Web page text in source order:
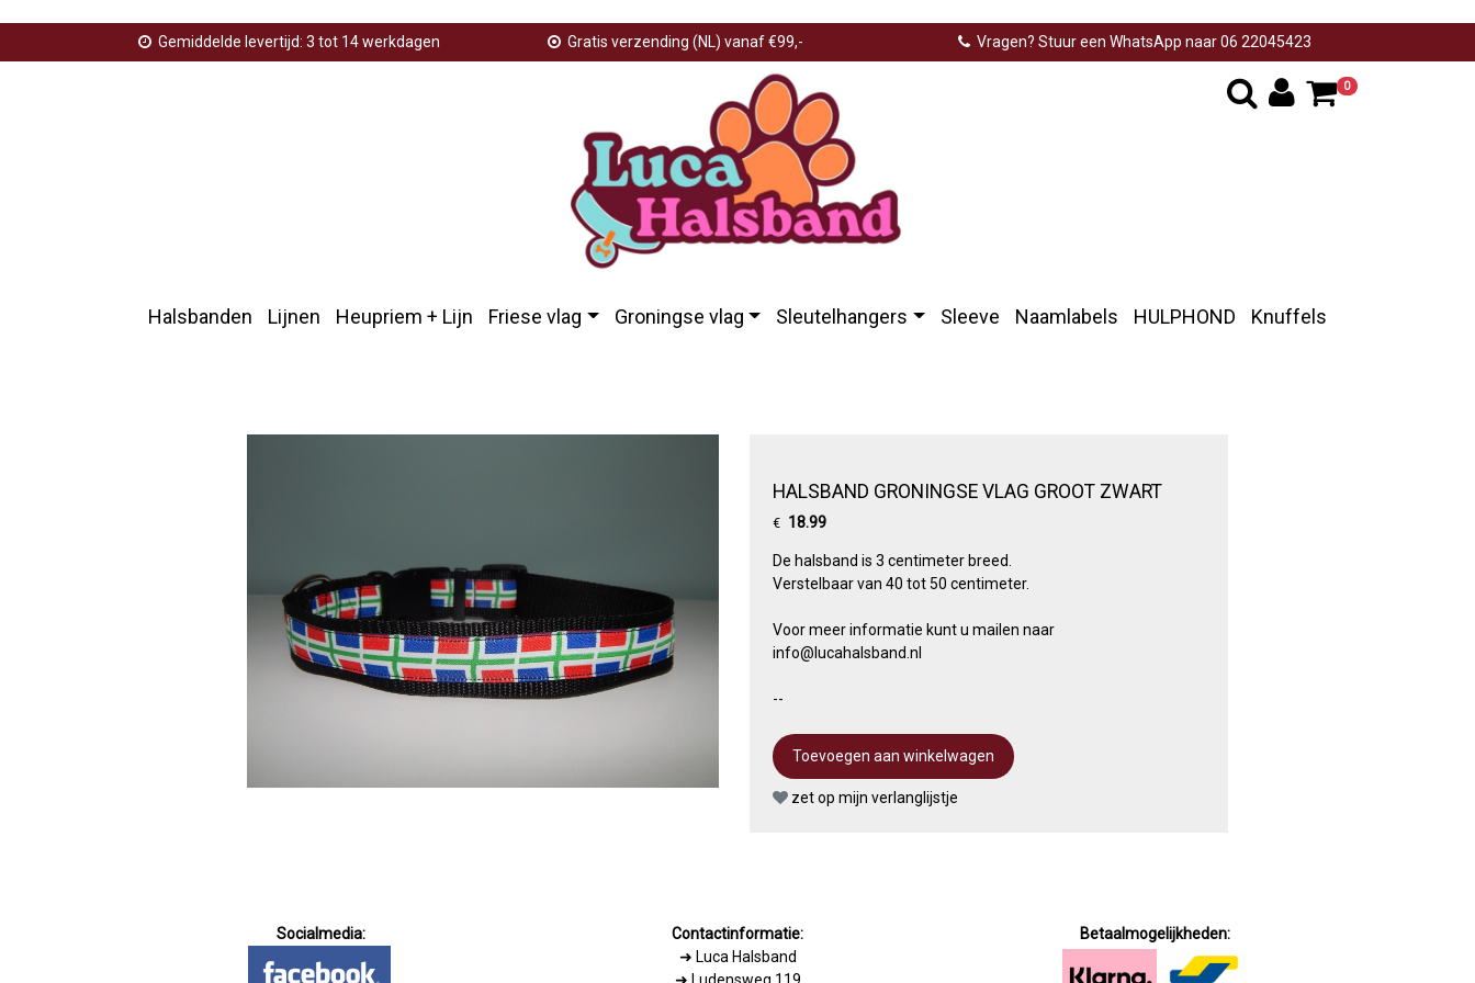
Gemiddelde levertijd: 3 tot 14 werkdagen Gratis verzending (NL) vanaf €99,- Vragen? Stuur een WhatsApp naar 06 22045423
0
Halsbanden Lijnen Heupriem + Lijn Friese vlag Groningse vlag Sleutelhangers Sleeve Naamlabels HULPHOND Knuffels
HALSBAND GRONINGSE VLAG GROOT ZWART
€ 18.99
De halsband is 3 centimeter breed.
Verstelbaar van 40 tot 50 centimeter.
Voor meer informatie kunt u mailen naar
info@lucahalsband.nl
--
zet op mijn verlanglijstje
Socialmedia:
Contactinformatie:
➜ Luca Halsband
Betaalmogelijkheden: